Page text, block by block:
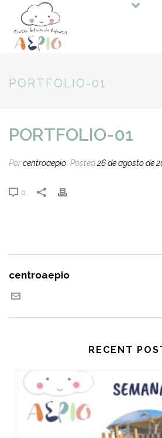
PORTFOLIO-01
PORTFOLIO-01
Porcentroaepio Posted26 de agosto de
0
centroaepio
RECENT